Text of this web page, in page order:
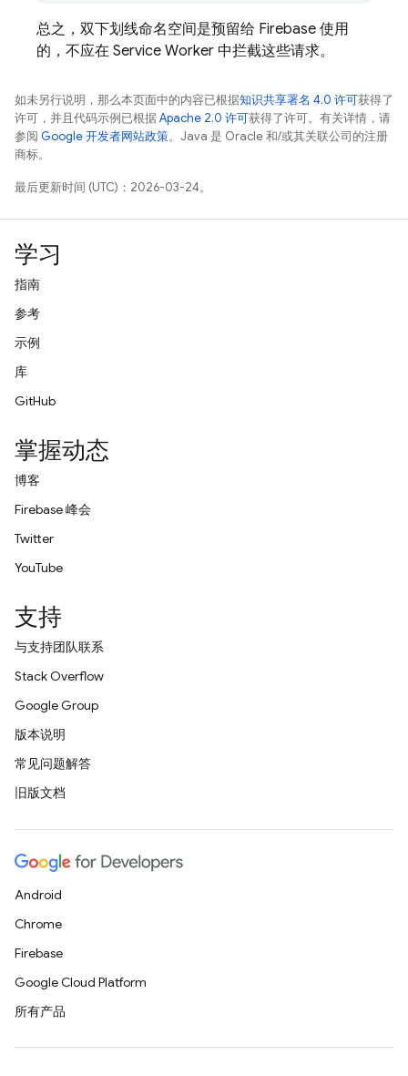
总之，双下划线命名空间是预留给 Firebase 使用
的，不应在 Service Worker 中拦截这些请求。
如未另行说明，那么本页面中的内容已根据知识共享署名 4.0 许可获得了
许可，并且代码示例已根据Apache 2.0 许可获得了许可。有关详情，请
参阅 Google 开发者网站政策。Java 是 Oracle 和/或其关联公司的注册
商标。
最后更新时间 (UTC)：2026-03-24。
学习
指南
参考
示例
库
GitHub
掌握动态
博客
Firebase 峰会
Twitter
YouTube
支持
与支持团队联系
Stack Overflow
Google Group
版本说明
常见问题解答
旧版文档
Android
Chrome
Firebase
Google Cloud Platform
所有产品